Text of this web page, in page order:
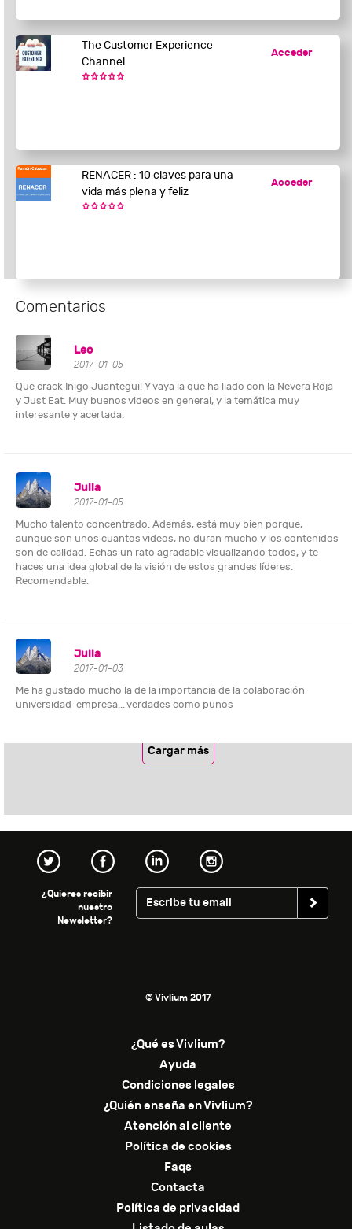
The Customer Experience
Channel
Acceder
RENACER : 10 claves para una
vida más plena y feliz
Acceder
Comentarios
Leo
2017-01-05
Que crack Iñigo Juantegui! Y vaya la que ha liado con la Nevera Roja
y Just Eat. Muy buenos videos en general, y la temática muy
interesante y acertada.
Julia
2017-01-05
Mucho talento concentrado. Además, está muy bien porque,
aunque son unos cuantos videos, no duran mucho y los contenidos
son de calidad. Echas un rato agradable visualizando todos, y te
haces una idea global de la visión de estos grandes líderes.
Recomendable.
Julia
2017-01-03
Me ha gustado mucho la de la importancia de la colaboración
universidad-empresa... verdades como puños
Cargar más
¿Quieres recibir
nuestro
Newsletter?
© Vivlium 2017
¿Qué es Vivlium?
Ayuda
Condiciones legales
¿Quién enseña en Vivlium?
Atención al cliente
Política de cookies
Faqs
Contacta
Política de privacidad